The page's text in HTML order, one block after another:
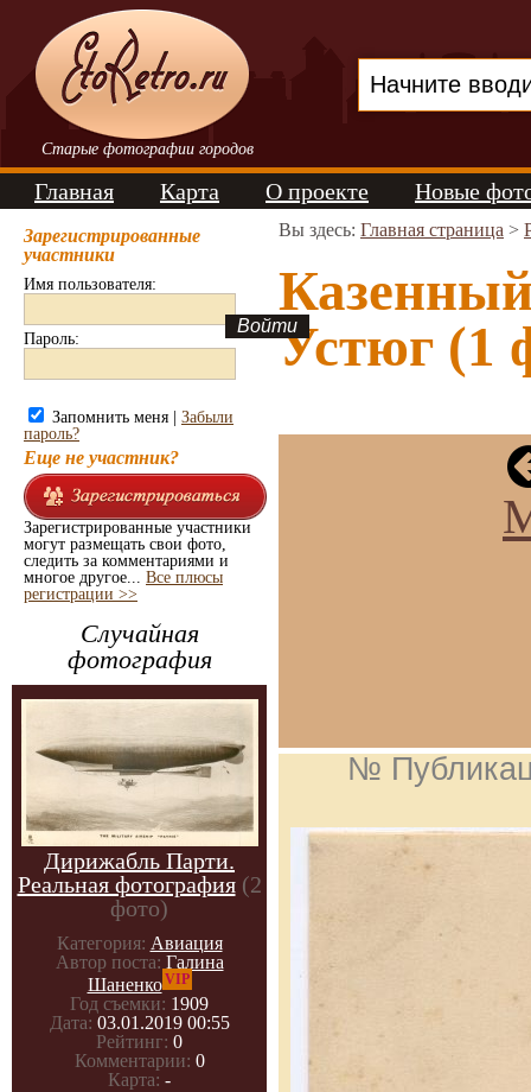
Старые фотографии городов
Главная Карта О проекте Новые
Зарегистрированные
участники
Имя пользователя:
Пароль:
Запомнить меня | Забыли
пароль?
Еще не участник?
Зарегистрированные участники
могут размещать свои фото,
следить за комментариями и
многое другое... Все плюсы
регистрации >>
Случайная
фотография
Дирижабль Парти.
Реальная фотография (2
фото)
Категория: Авиация
Автор поста: Галина
ШаненкоVIP
Год съемки: 1909
Дата: 03.01.2019 00:55
Рейтинг: 0
Комментарии: 0
Карта: -
Вы здесь: Главная страница >
Устюг (1
№